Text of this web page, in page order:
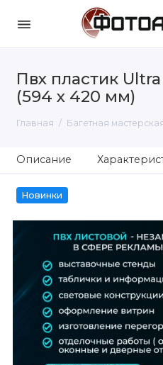
Пвх пластик
(594 х 420 мм)
Главная Багетная
Описание
Новинки